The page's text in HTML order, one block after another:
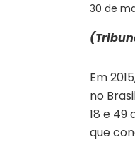
30 de
Em
no
18 e 49
que